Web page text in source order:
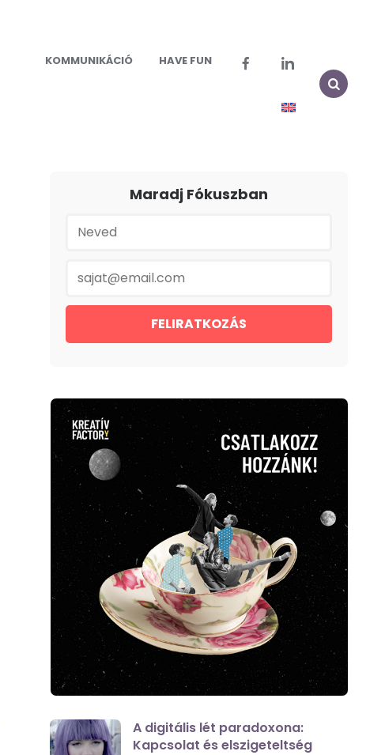
KOMMUNIKÁCIÓ HAVE FUN
Maradj Fókuszban
A digitális lét paradoxona:
Kapcsolat és elszigeteltség